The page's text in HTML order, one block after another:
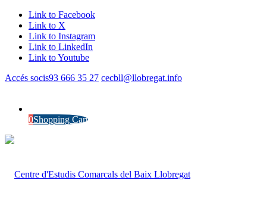
Link to Facebook
Link to X
Link to Instagram
Link to LinkedIn
Link to Youtube
Accés socis93 666 35 27 cecbll@llobregat.info
0Shopping Cart